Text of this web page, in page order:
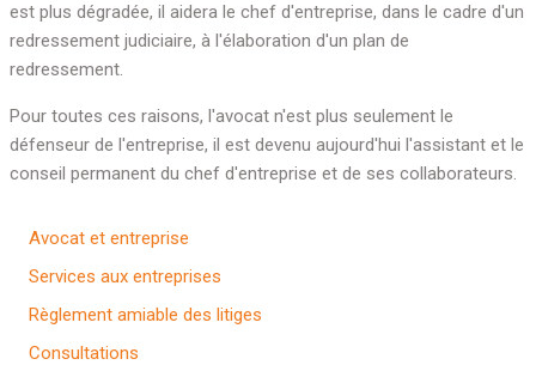
est plus dégradée, il aidera le chef d'entreprise, dans le cadre d'un
redressement judiciaire, à l'élaboration d'un plan de
redressement.
Pour toutes ces raisons, l'avocat n'est plus seulement le
défenseur de l'entreprise, il est devenu aujourd'hui l'assistant et le
conseil permanent du chef d'entreprise et de ses collaborateurs.
Avocat et entreprise
Services aux entreprises
Règlement amiable des litiges
Consultations